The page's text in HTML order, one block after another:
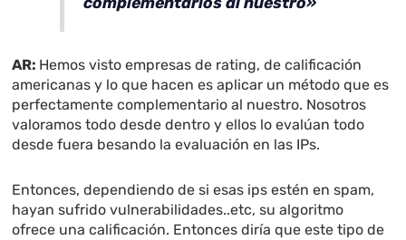
AR: Hemos visto empresas de rating, de calificación
americanas y lo que hacen es aplicar un método que es
perfectamente complementario al nuestro. Nosotros
valoramos todo desde dentro y ellos lo evalúan todo
desde fuera besando la evaluación en las IPs.
Entonces, dependiendo de si esas ips estén en spam,
hayan sufrido vulnerabilidades..etc, su algoritmo
ofrece una calificación. Entonces diría que este tipo de